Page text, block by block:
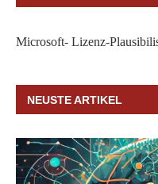
Microsoft- Lizenz-
NEUSTE ARTIKEL